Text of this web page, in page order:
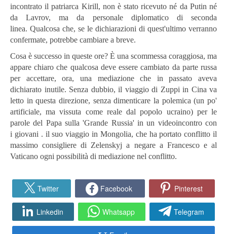
incontrato il patriarca Kirill, non è stato ricevuto né da Putin né
da Lavrov, ma da personale diplomatico di seconda
linea. Qualcosa che, se le dichiarazioni di quest'ultimo verranno
confermate, potrebbe cambiare a breve.
Cosa è successo in queste ore? È una scommessa coraggiosa, ma
appare chiaro che qualcosa deve essere cambiato da parte russa
per accettare, ora, una mediazione che in passato aveva
dichiarato inutile. Senza dubbio, il viaggio di Zuppi in Cina va
letto in questa direzione, senza dimenticare la polemica (un po'
artificiale, ma vissuta come reale dal popolo ucraino) per le
parole del Papa sulla 'Grande Russia' in un videoincontro con
i giovani . il suo viaggio in Mongolia, che ha portato conflitto il
massimo consigliere di Zelenskyj a negare a Francesco e al
Vaticano ogni possibilità di mediazione nel conflitto.
Twitter Facebook Pinterest
Linkedin Whatsapp Telegram